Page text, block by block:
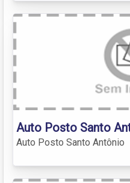
Auto Posto Santo
Auto Posto Santo Antônio